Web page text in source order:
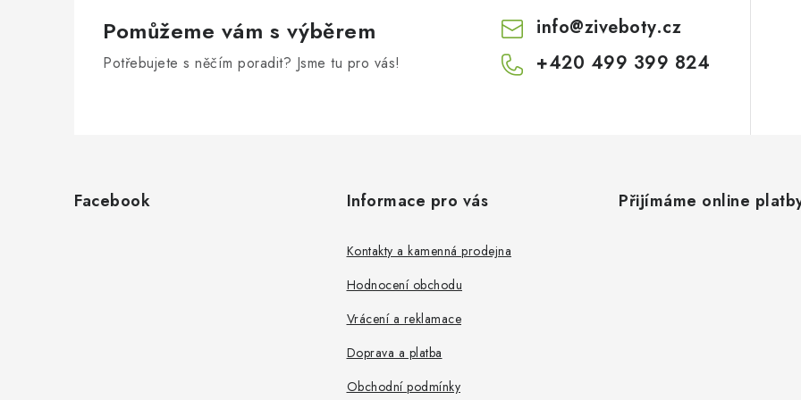
Pomůžeme vám s výběrem
Potřebujete s něčím poradit? Jsme tu pro vás!
info@ziveboty.cz
+420 499 399 824
Facebook Informace pro vás
Kontakty a kamenná prodejna
Hodnocení obchodu
Vrácení a reklamace
Doprava a platba
Obchodní podmínky
Přijímáme online